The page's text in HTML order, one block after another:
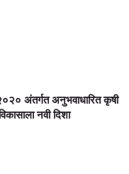
अंतर्गत अनुभवाधारित कृषी
नवी दिशा